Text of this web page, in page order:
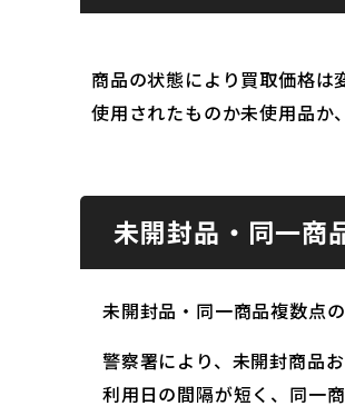
商品の状態により買取価格は
使用されたものか未使用品か
未開封品・同一商
未開封品・同一商品複数点
警察署により、未開封商品
利用日の間隔が短く、同一